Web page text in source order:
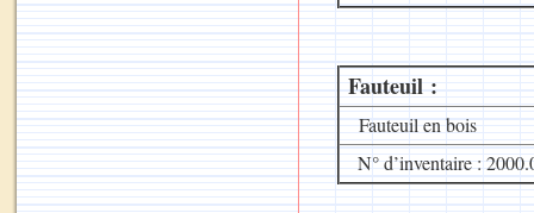
Fauteuil :
Fauteuil en bois
N° d’inventaire :